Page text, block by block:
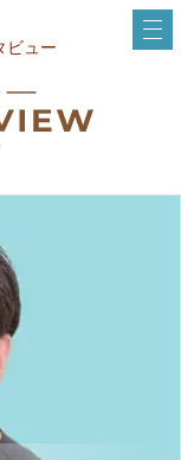
ビュー